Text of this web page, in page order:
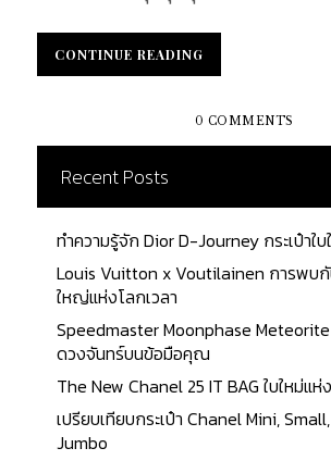
แล้ว ยังเป็นสิ่งที่เสริมความมั่นใจ ส่งเ
ดี ทำให้ผู้หญิงทุกคนสูงสง่าผ่าเผยได้มา
องเท้าส้นสูง ในแบบที่ตัวเองชื่นชอบมา
ใส่ รูปแบบของรองเท้าส้นสูงในปัจจุบัน มีความหลาก
หลายมากแบบหลากสไตล์ รวมทั้งมีการ
ในตลาดแบรนด์เนม ทั้งในเรื่องของดีไ
ในเรื่องของการสวมใส่ CHANEL ก็เป็
หรูหลาย ๆ แบรนด์ ที่มีการออกแบบรอ
มาหลากหลายสไตล์ ในบทความนี้ เราจ
กับ 6 รองเท้าส้นสูง Chanel ที่ต้องมีไ
เพื่อเป็นข้อมูลก่อนการตัดสินใจเป็นเจ้า
สูงคู่ใจสักคู่ 1. Slingbacks (Tweed & Calfskin Gray
& Black) มาประเดิมกับที่รองเท้าคู่แรก
รองเท้าส้นสูง ที่มีขนาดความสูงกำลังดี
ของส้นอยู่ที่ 65 มิลลิเมตร (2.6 นิ้ว) ไม่
CONTINUE READING
CONTINUE READING
0 COMMENTS
Recent Posts
ทำความรู้จัก Dior D-Journey กระเป๋าใ
Louis Vuitton x Voutilainen การพบ
ใหญ่แห่งโลกเวลา
Speedmaster Moonphase
ดวงจันทร์บนข้อมือคุณ
The New Chanel 25 IT BAG ใบใหม่แ
เปรียบเทียบกระเป๋า Chanel Mini,
Jumbo